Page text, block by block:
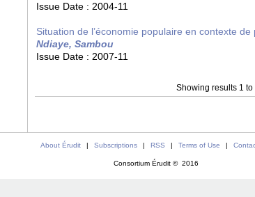
Issue Date : 2004-11
Situation de l’économie populaire en contexte
Ndiaye, Sambou
Issue Date : 2007-11
Showing results 1 to
About Érudit | Subscriptions | RSS | Terms of Use |
Consortium Érudit © 2016